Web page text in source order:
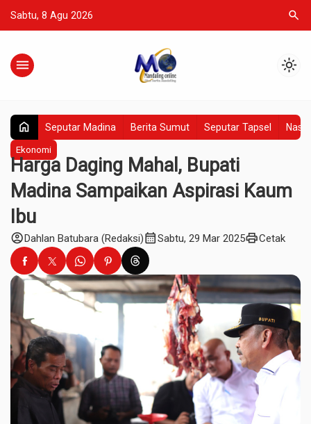
Sabtu, 8 Agu 2026 search
menu light_mode
home Seputar Madina Berita Sumut Seputar Tapsel
Ekonomi
Harga Daging Mahal, Bupati
Madina Sampaikan Aspirasi Kaum
Ibu
account_circleDahlan Batubara (Redaksi)calendar_monthSabtu, 29 Mar 2025printCetak